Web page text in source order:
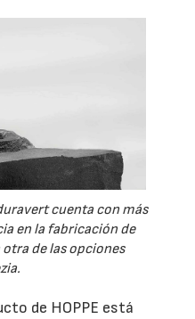
cuenta con más
en la fabricación de
de las opciones
de HOPPE está